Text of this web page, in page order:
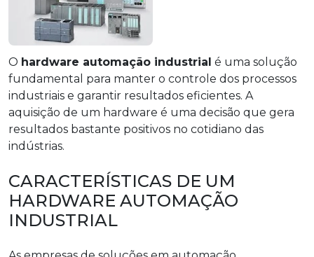
O hardware automação industrial é uma solução
fundamental para manter o controle dos processos
industriais e garantir resultados eficientes. A
aquisição de um hardware é uma decisão que gera
resultados bastante positivos no cotidiano das
indústrias.
CARACTERÍSTICAS DE UM
HARDWARE AUTOMAÇÃO
INDUSTRIAL